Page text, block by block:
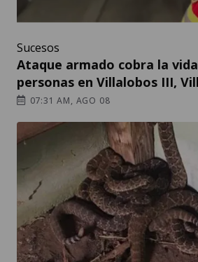
Sucesos
Ataque armado cobra la
personas en Villalobos III,
07:31 AM, AGO 08